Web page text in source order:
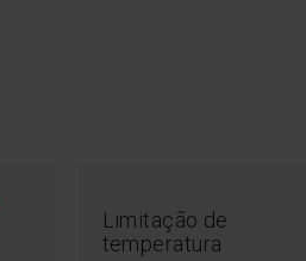
Limitação de
temperatura